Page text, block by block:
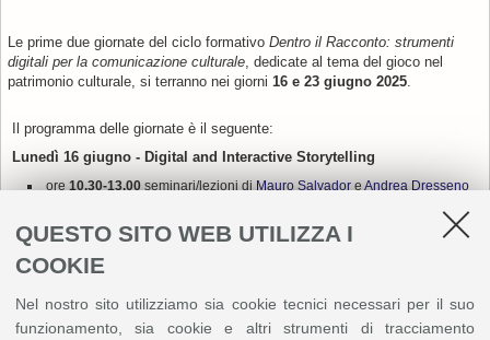
QUESTO SITO WEB UTILIZZA I
COOKIE
Nel nostro sito utilizziamo sia cookie tecnici necessari per il suo
funzionamento, sia cookie e altri strumenti di tracciamento
Le prime due giornate del ciclo formativo Dentro il Racconto: strumenti
digitali per la comunicazione culturale , dedicate al tema del gioco nel
patrimonio culturale, si terranno nei giorni 16 e 23 giugno 2025
Il programma delle giornate è il seguente:
Lunedì 16 giugno - Digital and Interactive Storytelling
ore 10.30-13.00 seminari/lezioni di Mauro Salvador eAndrea Dresseno
ore14.30-17.30workshop pratico con Mauro Salvador e Andrea
Dresseno
tecnologie per le nuove generazioni